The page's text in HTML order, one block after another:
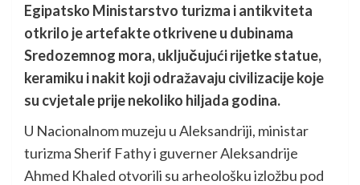
Egipatsko Ministarstvo turizma i antikviteta
otkrilo je artefakte otkrivene u dubinama
Sredozemnog mora, uključujući rijetke statue,
keramiku i nakit koji odražavaju civilizacije koje
su cvjetale prije nekoliko hiljada godina.
U Nacionalnom muzeju u Aleksandriji, ministar
turizma Sherif Fathy i guverner Aleksandrije
Ahmed Khaled otvorili su arheološku izložbu pod